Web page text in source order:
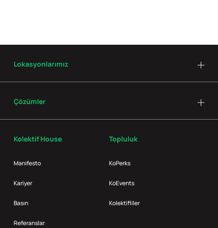
Kolektif House
Manifesto
Kariyer
Basın
Referanslar
Topluluk
KoPerks
KoEvents
Kolektifliler
Lokasyonlarımız
Çözümler